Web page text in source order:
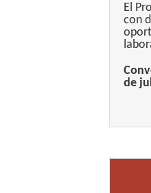
El
con
de